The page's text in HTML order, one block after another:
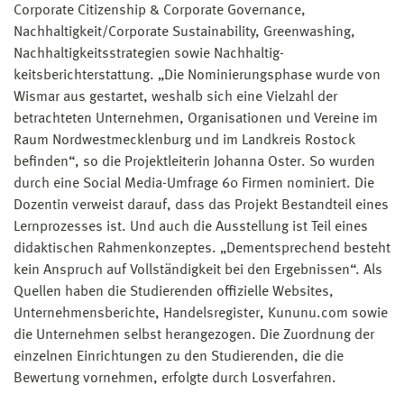
Corporate Citizenship & Corporate Governance,
Nachhaltigkeit/Corporate Sustainability, Greenwashing,
Nachhaltigkeitsstrategien sowie Nachhaltig-
keitsberichterstattung. „Die Nominierungsphase wurde von
Wismar aus gestartet, weshalb sich eine Vielzahl der
betrachteten Unternehmen, Organisationen und Vereine im
Raum Nordwestmecklenburg und im Landkreis Rostock
befinden“, so die Projektleiterin Johanna Oster. So wurden
durch eine Social Media-Umfrage 60 Firmen nominiert. Die
Dozentin verweist darauf, dass das Projekt Bestandteil eines
Lernprozesses ist. Und auch die Ausstellung ist Teil eines
didaktischen Rahmenkonzeptes. „Dementsprechend besteht
kein Anspruch auf Vollständigkeit bei den Ergebnissen“. Als
Quellen haben die Studierenden offizielle Websites,
Unternehmensberichte, Handelsregister, Kununu.com sowie
die Unternehmen selbst herangezogen. Die Zuordnung der
einzelnen Einrichtungen zu den Studierenden, die die
Bewertung vornehmen, erfolgte durch Losverfahren.